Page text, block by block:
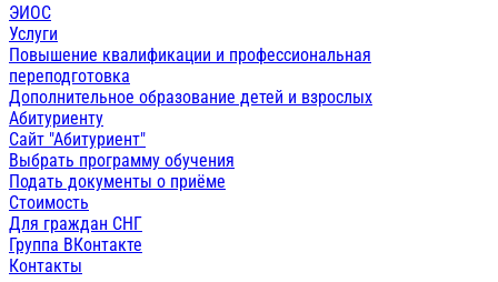
ЭИОС
Услуги
Повышение квалификации и профессиональная
переподготовка
Дополнительное образование детей и взрослых
Абитуриенту
Сайт "Абитуриент"
Выбрать программу обучения
Подать документы о приёме
Стоимость
Для граждан СНГ
Группа ВКонтакте
Контакты